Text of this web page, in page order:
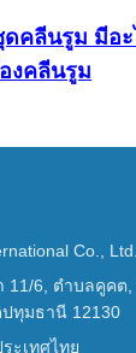
คลีนรูม มีอ
งคลีนรูม
Co., Ltd.
6, ตำบลคูคต,
ปทุมธานี 12130
ะเทศไทย